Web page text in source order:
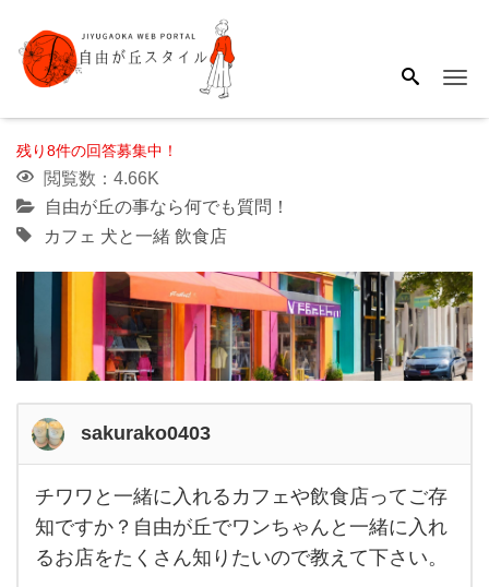
残り8件の回答募集中！
閲覧数：4.66K
自由が丘の事なら何でも質問！
カフェ 犬と一緒 飲食店
sakurako0403
チ
ワ
チワワと一緒に入れるカフェや飲食店ってご存
知ですか？自由が丘でワンちゃんと一緒に入れ
るお店をたくさん知りたいので教えて下さい。